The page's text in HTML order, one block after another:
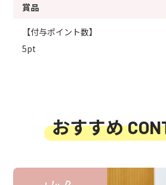
賞品
【付与ポイント数】
5pt
おすすめ